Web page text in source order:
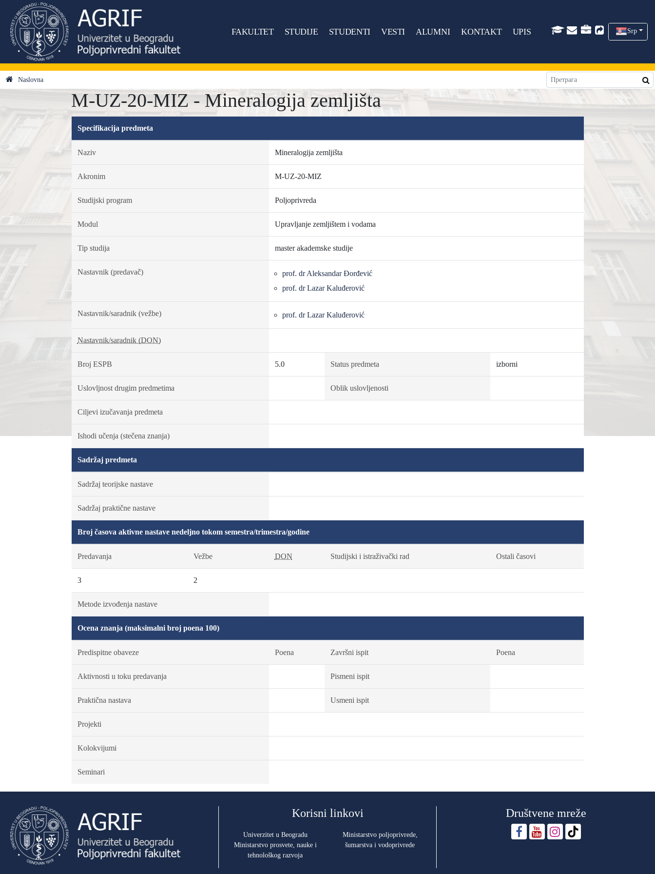
FAKULTET STUDIJE STUDENTI VESTI ALUMNI KONTAKT UPIS Srp
Naslovna
M-UZ-20-MIZ - Mineralogija zemljišta
Specifikacija predmeta
Naziv Mineralogija zemljišta
Akronim M-UZ-20-MIZ
Studijski program Poljoprivreda
Modul Upravljanje zemljištem i vodama
Tip studija master akademske studije
Nastavnik (predavač)
prof. dr Aleksandar Đorđević
prof. dr Lazar Kaluđerović
Nastavnik/saradnik (vežbe) prof. dr Lazar Kaluđerović
Nastavnik/saradnik (DON)
Broj ESPB 5.0 Status predmeta izborni
Uslovljnost drugim predmetima Oblik uslovljenosti
Ciljevi izučavanja predmeta
Ishodi učenja (stečena znanja)
Sadržaj predmeta
Sadržaj teorijske nastave
Sadržaj praktične nastave
Broj časova aktivne nastave nedeljno tokom semestra/trimestra/godine
Predavanja Vežbe DON Studijski i istraživački rad Ostali časovi
3 2
Metode izvođenja nastave
Ocena znanja (maksimalni broj poena 100)
Predispitne obaveze Poena Završni ispit Poena
Aktivnosti u toku predavanja Pismeni ispit
Praktična nastava Usmeni ispit
Projekti
Kolokvijumi
Seminari
Korisni linkovi
Univerzitet u Beogradu
Ministarstvo prosvete, nauke i
tehnološkog razvoja
Ministarstvo poljoprivrede,
šumarstva i vodoprivrede
Društvene mreže